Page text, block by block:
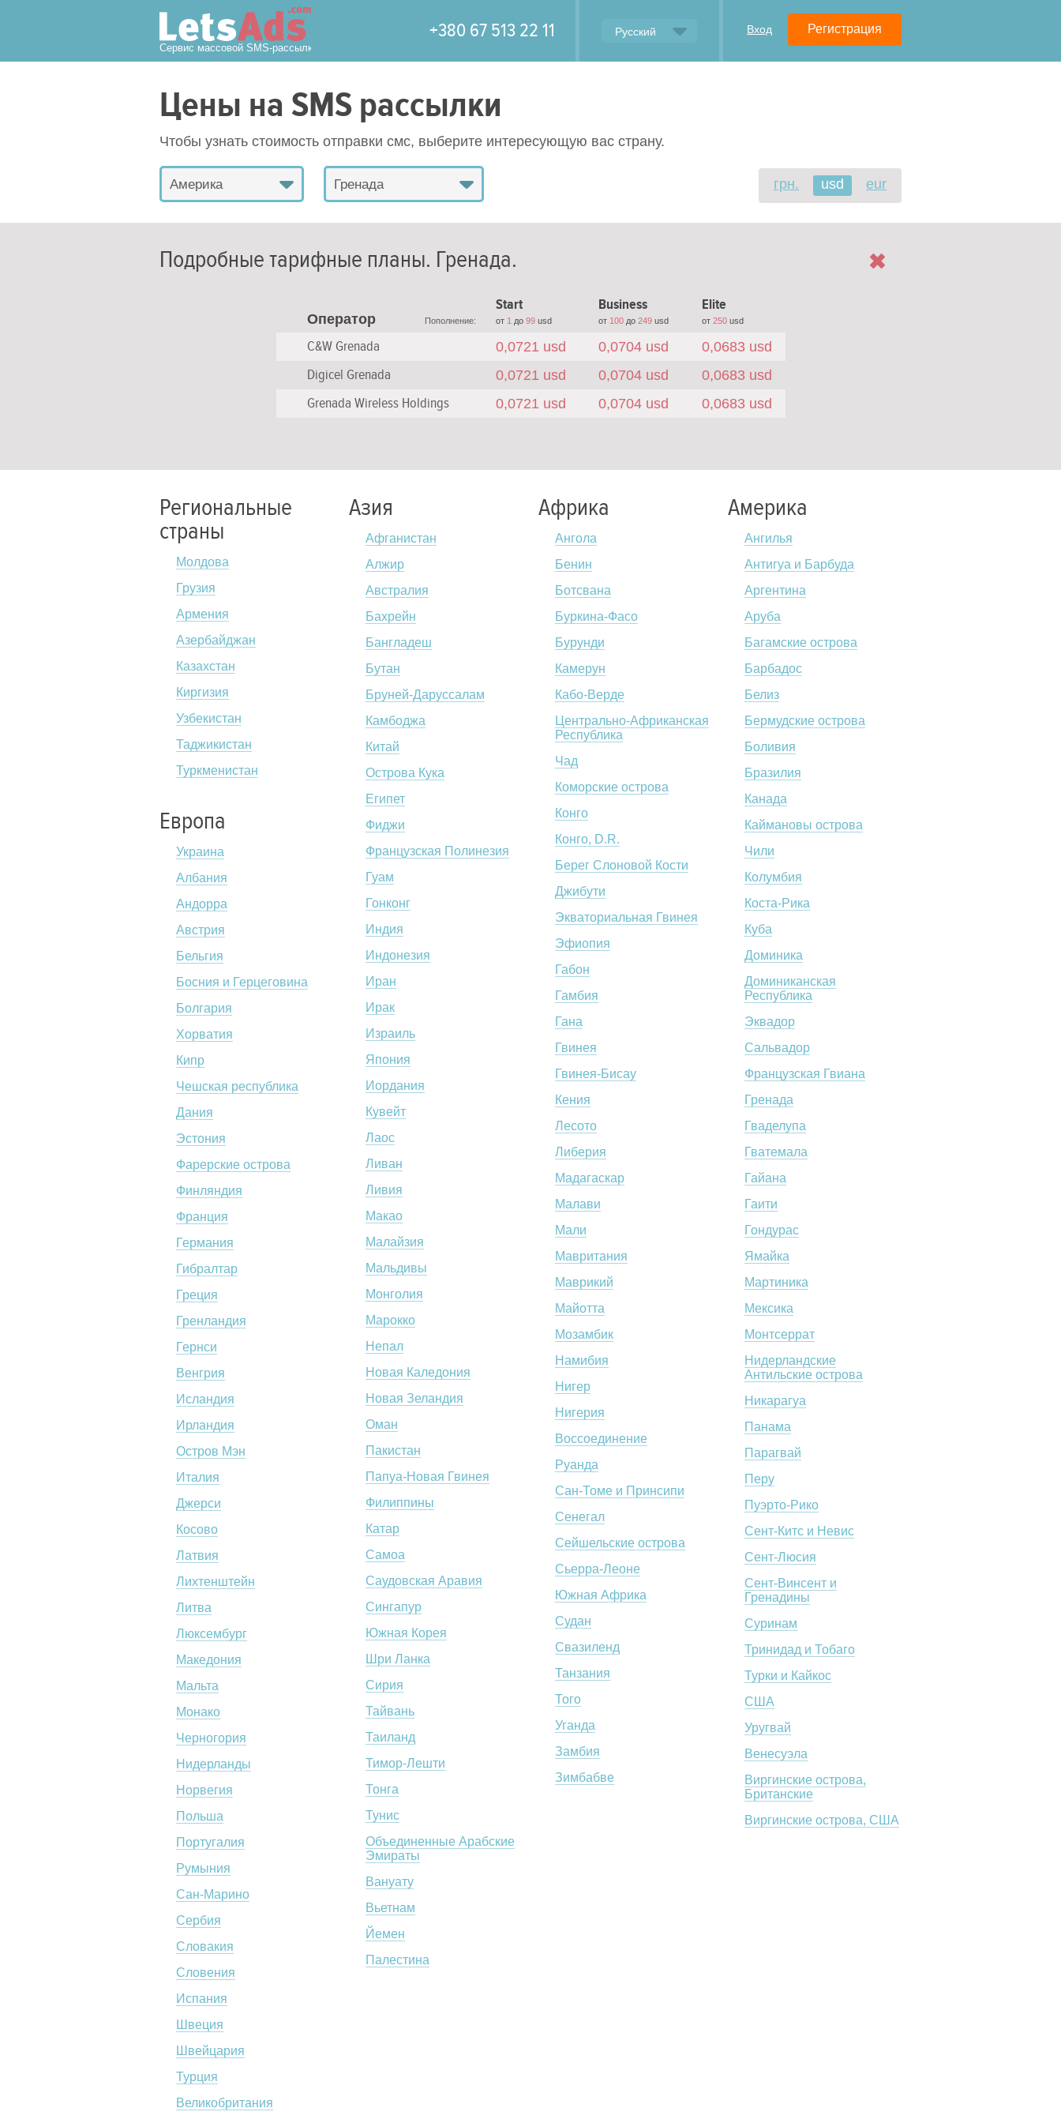
Сервис массовой SMS-рассылки
Регистрация
Вход
Русский
+380 67 513 22 11
Цены на SMS рассылки
Чтобы узнать стоимость отправки смс, выберите интересующую вас страну.
Америка Гренада грн. usd eur
Подробные тарифные планы. Гренада.
Оператор Пополнение:
Start
от 1 до 99usd
Business
от 100до 249usd
Elite
от 250usd
C&W Grenada 0,0721 usd 0,0704 usd 0,0683 usd
Digicel Grenada 0,0721 usd 0,0704 usd 0,0683 usd
Grenada Wireless Holdings 0,0721 usd 0,0704 usd 0,0683 usd
Региональные
страны
Молдова
Грузия
Армения
Азербайджан
Казахстан
Киргизия
Узбекистан
Таджикистан
Туркменистан
Европа
Украина
Албания
Андорра
Австрия
Бельгия
Босния и Герцеговина
Болгария
Хорватия
Кипр
Чешская республика
Дания
Эстония
Фарерские острова
Финляндия
Франция
Германия
Гибралтар
Греция
Гренландия
Гернси
Венгрия
Исландия
Ирландия
Остров Мэн
Италия
Джерси
Косово
Латвия
Лихтенштейн
Литва
Люксембург
Македония
Мальта
Монако
Черногория
Нидерланды
Норвегия
Польша
Португалия
Румыния
Сан-Марино
Сербия
Словакия
Словения
Испания
Швеция
Швейцария
Турция
Великобритания
Азия
Афганистан
Алжир
Австралия
Бахрейн
Бангладеш
Бутан
Бруней-Даруссалам
Камбоджа
Китай
Острова Кука
Египет
Фиджи
Французская Полинезия
Гуам
Гонконг
Индия
Индонезия
Иран
Ирак
Израиль
Япония
Иордания
Кувейт
Лаос
Ливан
Ливия
Макао
Малайзия
Мальдивы
Монголия
Марокко
Непал
Новая Каледония
Новая Зеландия
Оман
Пакистан
Папуа-Новая Гвинея
Филиппины
Катар
Самоа
Саудовская Аравия
Сингапур
Южная Корея
Шри Ланка
Сирия
Тайвань
Таиланд
Тимор-Лешти
Тонга
Тунис
Объединенные Арабские
Эмираты
Вануату
Вьетнам
Йемен
Палестина
Африка
Ангола
Бенин
Ботсвана
Буркина-Фасо
Бурунди
Камерун
Кабо-Верде
Центрально-Африканская
Республика
Чад
Коморские острова
Конго
Конго, D.R.
Берег Слоновой Кости
Джибути
Экваториальная Гвинея
Эфиопия
Габон
Гамбия
Гана
Гвинея
Гвинея-Бисау
Кения
Лесото
Либерия
Мадагаскар
Малави
Мали
Мавритания
Маврикий
Майотта
Мозамбик
Намибия
Нигер
Нигерия
Воссоединение
Руанда
Сан-Томе и Принсипи
Сенегал
Сейшельские острова
Сьерра-Леоне
Южная Африка
Судан
Свазиленд
Танзания
Того
Уганда
Замбия
Зимбабве
Америка
Ангилья
Антигуа и Барбуда
Аргентина
Аруба
Багамские острова
Барбадос
Белиз
Бермудские острова
Боливия
Бразилия
Канада
Каймановы острова
Чили
Колумбия
Коста-Рика
Куба
Доминика
Доминиканская
Республика
Эквадор
Сальвадор
Французская Гвиана
Гренада
Гваделупа
Гватемала
Гайана
Гаити
Гондурас
Ямайка
Мартиника
Мексика
Монтсеррат
Нидерландские
Антильские острова
Никарагуа
Панама
Парагвай
Перу
Пуэрто-Рико
Сент-Китс и Невис
Сент-Люсия
Сент-Винсент и
Гренадины
Суринам
Тринидад и Тобаго
Турки и Кайкос
СШA
Уругвай
Венесуэла
Виргинские острова,
Британские
Виргинские острова, США